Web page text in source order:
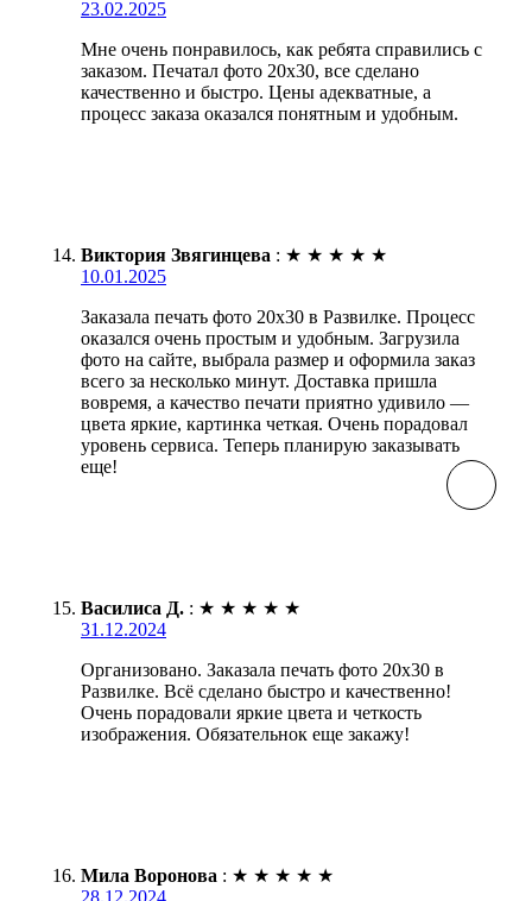
23.02.2025
Мне очень понравилось, как ребята справились с
заказом. Печатал фото 20х30, все сделано
качественно и быстро. Цены адекватные, а
процесс заказа оказался понятным и удобным.
Виктория Звягинцева : ★ ★ ★ ★ ★
10.01.2025
Заказала печать фото 20х30 в Развилке. Процесс
оказался очень простым и удобным. Загрузила
фото на сайте, выбрала размер и оформила заказ
всего за несколько минут. Доставка пришла
вовремя, а качество печати приятно удивило —
цвета яркие, картинка четкая. Очень порадовал
уровень сервиса. Теперь планирую заказывать
еще!
Василиса Д. : ★ ★ ★ ★ ★
31.12.2024
Организовано. Заказала печать фото 20х30 в
Развилке. Всё сделано быстро и качественно!
Очень порадовали яркие цвета и четкость
изображения. Обязательнок еще закажу!
Мила Воронова : ★ ★ ★ ★ ★
28.12.2024